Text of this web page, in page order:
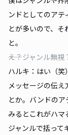
ンドとしてのア
とが多いので、
と。
――え？ジャンル無視
ハルキ：はい（笑
メッセージの伝
とか。バンドの
みるとこれがハマ
ジャンルで括って